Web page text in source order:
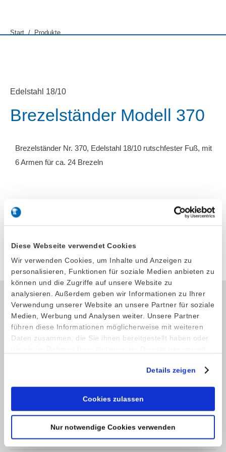
Diese Webseite verwendet Cookies
Wir verwenden Cookies, um Inhalte und Anzeigen zu
personalisieren, Funktionen für soziale Medien anbieten zu
können und die Zugriffe auf unsere Website zu
analysieren. Außerdem geben wir Informationen zu Ihrer
Verwendung unserer Website an unsere Partner für soziale
Medien, Werbung und Analysen weiter. Unsere Partner
führen diese Informationen möglicherweise mit weiteren
Daten zusammen, die Sie ihnen bereitgestellt haben oder
Details zeigen
Cookies zulassen
Nur notwendige Cookies verwenden
Sie befinden sich hier:
Start Produkte
Edelstahl 18/10
Brezelständer Modell 370
Brezelständer Nr. 370, Edelstahl 18/10 rutschfester Fuß, mit
6 Armen für ca. 24 Brezeln
Ø x H: 260 x 450 mm
Produkt anfragen
Kontakt
Telefon: +49 (0) 4521 2377
Shop
Kontaktformular